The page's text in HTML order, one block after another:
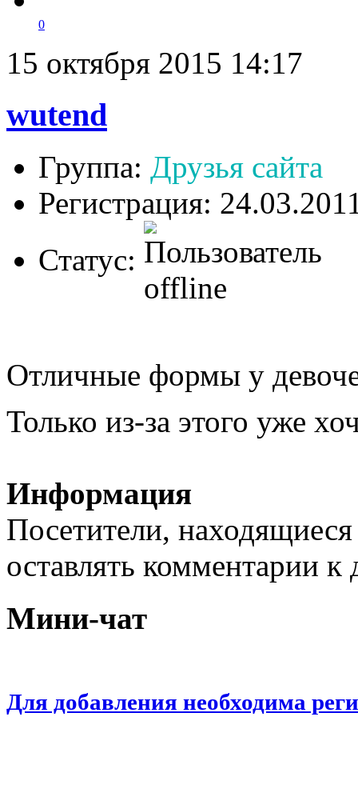
0
15 октября 2015 14:17
wutend
Группа: Друзья сайта
Регистрация:
Статус:
Отличные формы у
Только из-за этого уже
Информация
Посетители,
оставлять комментарии
Мини-чат
Для добавления необходима